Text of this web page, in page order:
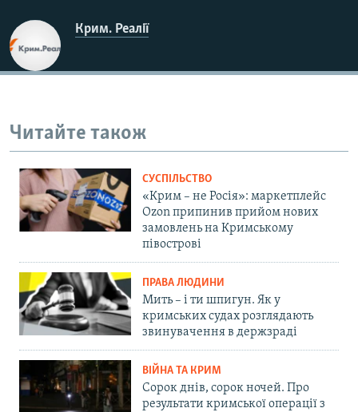
Крим. Реалії
Читайте також
СУСПІЛЬСТВО
«Крим – не Росія»: маркетплейс
Ozon припинив прийом нових
замовлень на Кримському
півострові
ПРАВА ЛЮДИНИ
Мить – і ти шпигун. Як у
кримських судах розглядають
звинувачення в держзраді
ВІЙНА ТА КРИМ
Сорок днів, сорок ночей. Про
результати кримської операції з